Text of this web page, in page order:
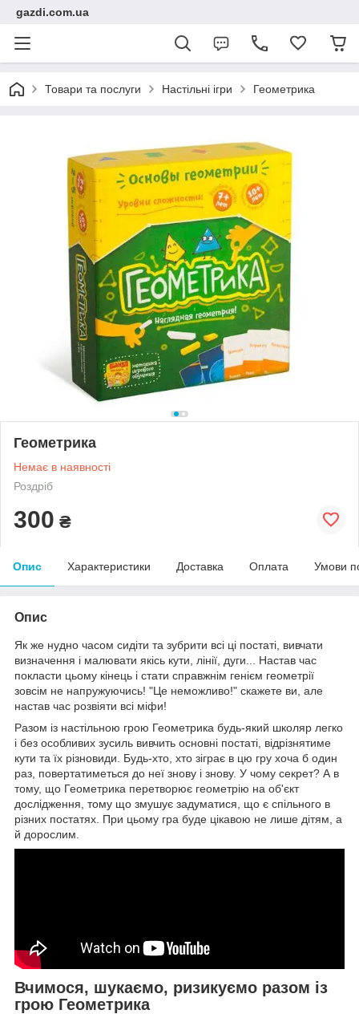
gazdi.com.ua
Товари та послуги Настільні ігри Геометрика
Геометрика
Немає в наявності
Роздріб
300 ₴
Опис Характеристики Доставка Оплата Умови
Опис
Як же нудно часом сидіти та зубрити всі ці постаті, вивчати
визначення і малювати якісь кути, лінії, дуги... Настав час
покласти цьому кінець і стати справжнім генієм геометрії
зовсім не напружуючись! "Це неможливо!" скажете ви, але
настав час розвіяти всі міфи!
Разом із настільною грою Геометрика будь-який школяр легко
і без особливих зусиль вивчить основні постаті, відрізнятиме
кути та їх різновиди. Будь-хто, хто зіграє в цю гру хоча б один
раз, повертатиметься до неї знову і знову. У чому секрет? А в
тому, що Геометрика перетворює геометрію на об'єкт
дослідження, тому що змушує задуматися, що є спільного в
різних постатях. При цьому гра буде цікавою не лише дітям, а
й дорослим.
Вчимося, шукаємо, ризикуємо разом із
грою Геометрика